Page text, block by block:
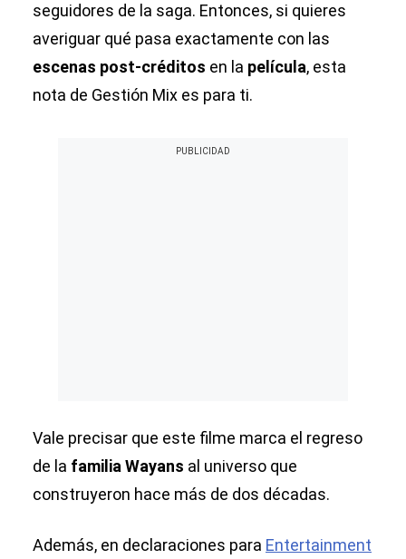
seguidores de la saga. Entonces, si quieres
averiguar qué pasa exactamente con las
escenas post-créditos en la película, esta
nota de Gestión Mix es para ti.
Vale precisar que este filme marca el regreso
de la familia Wayans al universo que
construyeron hace más de dos décadas.
Además, en declaraciones para Entertainment